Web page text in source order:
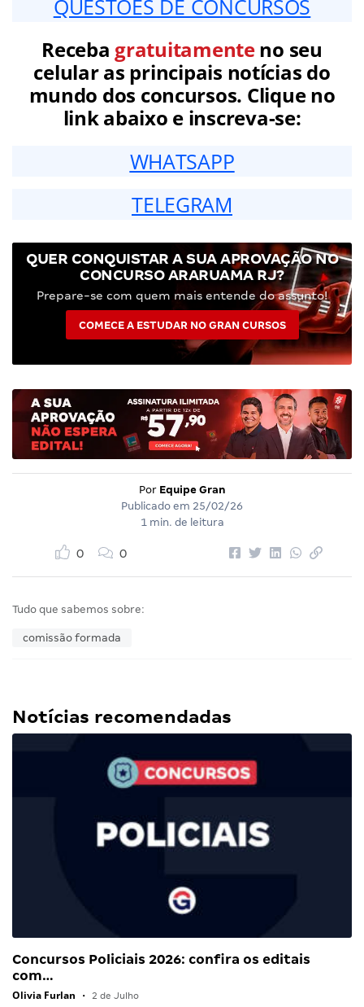
QUESTÕES DE CONCURSOS
Receba gratuitamenteno seu
celular as principais notícias do
mundo dos concursos. Clique no
link abaixo e inscreva-se:
WHATSAPP
TELEGRAM
QUER CONQUISTAR A SUA APROVAÇÃO NO
CONCURSO ARARUAMA RJ?
Prepare-se com quem mais entende do assunto!
COMECE A ESTUDAR NO GRAN CURSOS
Por Equipe Gran
Publicado em 25/02/26
1 min. de leitura
0 0
Tudo que sabemos sobre:
comissão formada
Notícias recomendadas
Concursos Policiais 2026: confira os editais
com…
Olivia Furlan • 2 de Julho